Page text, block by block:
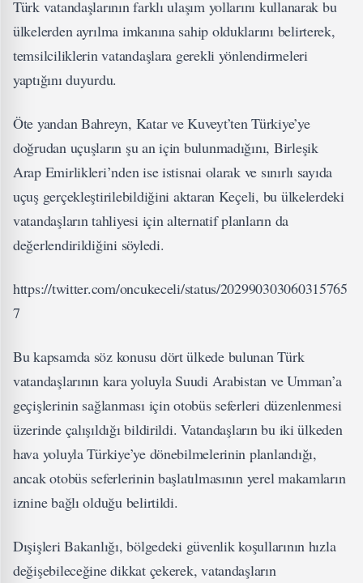
Türk vatandaşlarının farklı ulaşım yollarını kullanarak bu
ülkelerden ayrılma imkanına sahip olduklarını belirterek,
temsilciliklerin vatandaşlara gerekli yönlendirmeleri
yaptığını duyurdu.
Öte yandan Bahreyn, Katar ve Kuveyt’ten Türkiye’ye
doğrudan uçuşların şu an için bulunmadığını, Birleşik
Arap Emirlikleri’nden ise istisnai olarak ve sınırlı sayıda
uçuş gerçekleştirilebildiğini aktaran Keçeli, bu ülkelerdeki
vatandaşların tahliyesi için alternatif planların da
değerlendirildiğini söyledi.
https://twitter.com/oncukeceli/status/202990303060315765
7
Bu kapsamda söz konusu dört ülkede bulunan Türk
vatandaşlarının kara yoluyla Suudi Arabistan ve Umman’a
geçişlerinin sağlanması için otobüs seferleri düzenlenmesi
üzerinde çalışıldığı bildirildi. Vatandaşların bu iki ülkeden
hava yoluyla Türkiye’ye dönebilmelerinin planlandığı,
ancak otobüs seferlerinin başlatılmasının yerel makamların
iznine bağlı olduğu belirtildi.
Dışişleri Bakanlığı, bölgedeki güvenlik koşullarının hızla
değişebileceğine dikkat çekerek, vatandaşların